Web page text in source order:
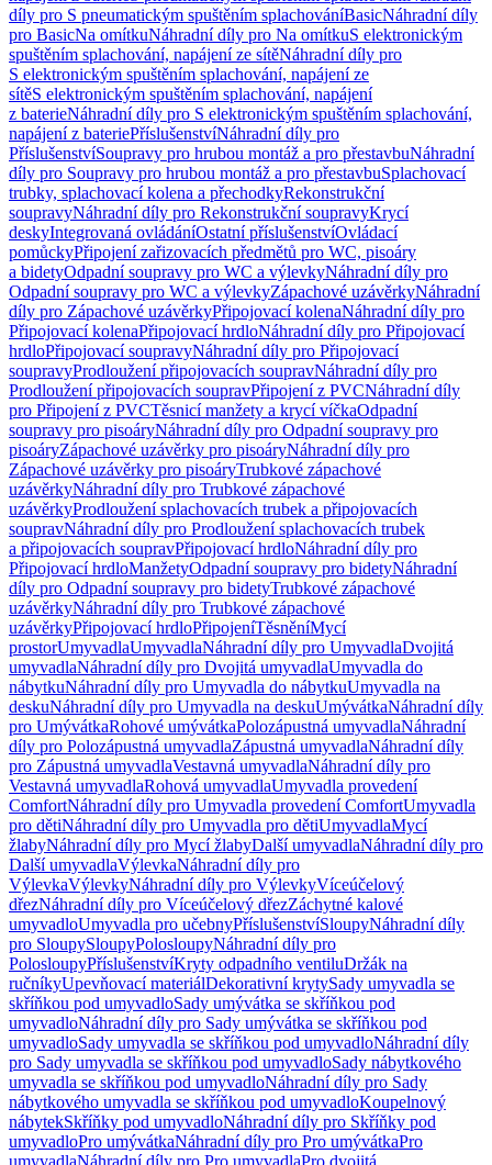
díly pro S pneumatickým spuštěním splachováníBasicNáhradní díly
pro BasicNa omítkuNáhradní díly pro Na omítkuS elektronickým
spuštěním splachování, napájení ze sítěNáhradní díly pro
S elektronickým spuštěním splachování, napájení ze
sítěS elektronickým spuštěním splachování, napájení
z baterieNáhradní díly pro S elektronickým spuštěním splachování,
napájení z bateriePříslušenstvíNáhradní díly pro
PříslušenstvíSoupravy pro hrubou montáž a pro přestavbuNáhradní
díly pro Soupravy pro hrubou montáž a pro přestavbuSplachovací
trubky, splachovací kolena a přechodkyRekonstrukční
soupravyNáhradní díly pro Rekonstrukční soupravyKrycí
deskyIntegrovaná ovládáníOstatní příslušenstvíOvládací
pomůckyPřipojení zařizovacích předmětů pro WC, pisoáry
a bidetyOdpadní soupravy pro WC a výlevkyNáhradní díly pro
Odpadní soupravy pro WC a výlevkyZápachové uzávěrkyNáhradní
díly pro Zápachové uzávěrkyPřipojovací kolenaNáhradní díly pro
Připojovací kolenaPřipojovací hrdloNáhradní díly pro Připojovací
hrdloPřipojovací soupravyNáhradní díly pro Připojovací
soupravyProdloužení připojovacích soupravNáhradní díly pro
Prodloužení připojovacích soupravPřipojení z PVCNáhradní díly
pro Připojení z PVCTěsnicí manžety a krycí víčkaOdpadní
soupravy pro pisoáryNáhradní díly pro Odpadní soupravy pro
pisoáryZápachové uzávěrky pro pisoáryNáhradní díly pro
Zápachové uzávěrky pro pisoáryTrubkové zápachové
uzávěrkyNáhradní díly pro Trubkové zápachové
uzávěrkyProdloužení splachovacích trubek a připojovacích
soupravNáhradní díly pro Prodloužení splachovacích trubek
a připojovacích soupravPřipojovací hrdloNáhradní díly pro
Připojovací hrdloManžetyOdpadní soupravy pro bidetyNáhradní
díly pro Odpadní soupravy pro bidetyTrubkové zápachové
uzávěrkyNáhradní díly pro Trubkové zápachové
uzávěrkyPřipojovací hrdloPřipojeníTěsněníMycí
prostorUmyvadlaUmyvadlaNáhradní díly pro UmyvadlaDvojitá
umyvadlaNáhradní díly pro Dvojitá umyvadlaUmyvadla do
nábytkuNáhradní díly pro Umyvadla do nábytkuUmyvadla na
deskuNáhradní díly pro Umyvadla na deskuUmývátkaNáhradní díly
pro UmývátkaRohové umývátkaPolozápustná umyvadlaNáhradní
díly pro Polozápustná umyvadlaZápustná umyvadlaNáhradní díly
pro Zápustná umyvadlaVestavná umyvadlaNáhradní díly pro
Vestavná umyvadlaRohová umyvadlaUmyvadla provedení
ComfortNáhradní díly pro Umyvadla provedení ComfortUmyvadla
pro dětiNáhradní díly pro Umyvadla pro dětiUmyvadlaMycí
žlabyNáhradní díly pro Mycí žlabyDalší umyvadlaNáhradní díly pro
Další umyvadlaVýlevkaNáhradní díly pro
VýlevkaVýlevkyNáhradní díly pro VýlevkyVíceúčelový
dřezNáhradní díly pro Víceúčelový dřezZáchytné kalové
umyvadloUmyvadla pro učebnyPříslušenstvíSloupyNáhradní díly
pro SloupySloupyPolosloupyNáhradní díly pro
PolosloupyPříslušenstvíKryty odpadního ventiluDržák na
ručníkyUpevňovací materiálDekorativní krytySady umyvadla se
skříňkou pod umyvadloSady umývátka se skříňkou pod
umyvadloNáhradní díly pro Sady umývátka se skříňkou pod
umyvadloSady umyvadla se skříňkou pod umyvadloNáhradní díly
pro Sady umyvadla se skříňkou pod umyvadloSady nábytkového
umyvadla se skříňkou pod umyvadloNáhradní díly pro Sady
nábytkového umyvadla se skříňkou pod umyvadloKoupelnový
nábytekSkříňky pod umyvadloNáhradní díly pro Skříňky pod
umyvadloPro umývátkaNáhradní díly pro Pro umývátkaPro
umyvadlaNáhradní díly pro Pro umyvadlaPro dvojitá